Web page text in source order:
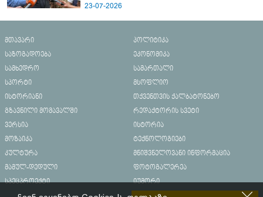
23-07-2026
მთავარი
პოლიტიკა
საზოგადოება
ეკონომიკა
სამხედრო
სამართალი
სპორტი
მსოფლიო
ისტორიანი
თქვენთვის ქალბატონებო
გზავნილი მომავალში
რედაქტორის სვეტი
ვერსია
ისტორია
მოზაიკა
ტექნოლოგიები
კულტურა
მნიშვნელოვანი ინფორმაცია
მამულ-დედული
ფოტოგალერეა
სპეცპროექტი
იუმორი